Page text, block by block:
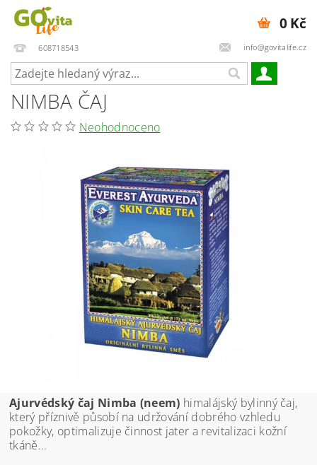
608718543 info@govitalife.cz
0 Kč
NIMBA ČAJ
Neohodnoceno
Ajurvédský čaj Nimba (neem) himalájský bylinný čaj,
který příznivě působí na udržování dobrého vzhledu
pokožky, optimalizuje činnost jater a revitalizaci kožní
tkáně...